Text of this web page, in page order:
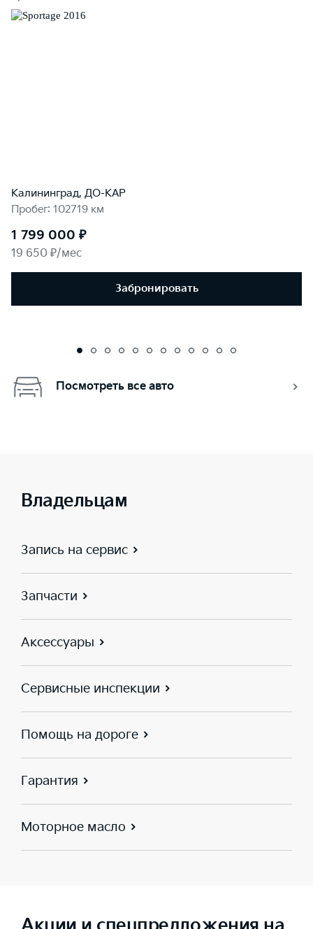
Калининград, ДО-КАР
Пробег: 102719 км
1 799 000 ₽
19 650 ₽/мес
Забронировать
Посмотреть все авто
Владельцам
Запись на сервис
Запчасти
Аксессуары
Сервисные инспекции
Помощь на дороге
Гарантия
Моторное масло